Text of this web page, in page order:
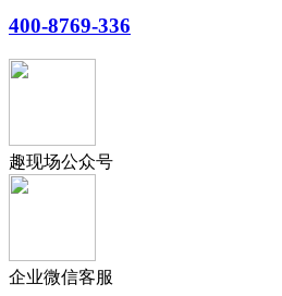
400-8769-336
趣现场公众号
企业微信客服